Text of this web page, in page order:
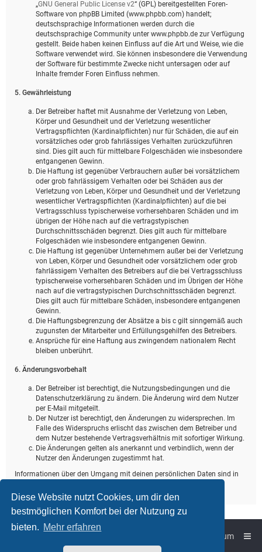
Diese Website nutzt Cookies, um dir den
bestmöglichen Komfort bei der Nutzung zu
bieten. Mehr erfahren
„GNU General Public License v2“ (GPL) bereitgestellten Foren-
Software von phpBB Limited (www.phpbb.com) handelt;
deutschsprachige Informationen werden durch die
deutschsprachige Community unter www.phpbb.de zur Verfügung
gestellt. Beide haben keinen Einfluss auf die Art und Weise, wie die
Software verwendet wird. Sie können insbesondere die Verwendung
der Software für bestimmte Zwecke nicht untersagen oder auf
Inhalte fremder Foren Einfluss nehmen.
5. Gewährleistung
Der Betreiber haftet mit Ausnahme der Verletzung von Leben,
Körper und Gesundheit und der Verletzung wesentlicher
Vertragspflichten (Kardinalpflichten) nur für Schäden, die auf ein
vorsätzliches oder grob fahrlässiges Verhalten zurückzuführen
sind. Dies gilt auch für mittelbare Folgeschäden wie insbesondere
entgangenen Gewinn.
Die Haftung ist gegenüber Verbrauchern außer bei vorsätzlichem
oder grob fahrlässigem Verhalten oder bei Schäden aus der
Verletzung von Leben, Körper und Gesundheit und der Verletzung
wesentlicher Vertragspflichten (Kardinalpflichten) auf die bei
Vertragsschluss typischerweise vorhersehbaren Schäden und im
übrigen der Höhe nach auf die vertragstypischen
Durchschnittsschäden begrenzt. Dies gilt auch für mittelbare
Folgeschäden wie insbesondere entgangenen Gewinn.
Die Haftung ist gegenüber Unternehmern außer bei der Verletzung
von Leben, Körper und Gesundheit oder vorsätzlichem oder grob
fahrlässigem Verhalten des Betreibers auf die bei Vertragsschluss
typischerweise vorhersehbaren Schäden und im Übrigen der Höhe
nach auf die vertragstypischen Durchschnittsschäden begrenzt.
Dies gilt auch für mittelbare Schäden, insbesondere entgangenen
Gewinn.
Die Haftungsbegrenzung der Absätze a bis c gilt sinngemäß auch
zugunsten der Mitarbeiter und Erfüllungsgehilfen des Betreibers.
Ansprüche für eine Haftung aus zwingendem nationalem Recht
bleiben unberührt.
6. Änderungsvorbehalt
Der Betreiber ist berechtigt, die Nutzungsbedingungen und die
Datenschutzerklärung zu ändern. Die Änderung wird dem Nutzer
per E-Mail mitgeteilt.
Der Nutzer ist berechtigt, den Änderungen zu widersprechen. Im
Falle des Widerspruchs erlischt das zwischen dem Betreiber und
dem Nutzer bestehende Vertragsverhältnis mit sofortiger Wirkung.
Die Änderungen gelten als anerkannt und verbindlich, wenn der
Nutzer den Änderungen zugestimmt hat.
Informationen über den Umgang mit deinen persönlichen Daten sind in
Impressum